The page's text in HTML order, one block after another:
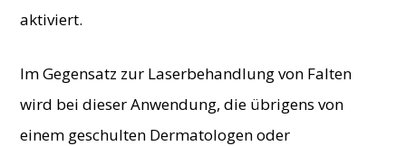
aktiviert.
Im Gegensatz zur Laserbehandlung von Falten
wird bei dieser Anwendung, die übrigens von
einem geschulten Dermatologen oder